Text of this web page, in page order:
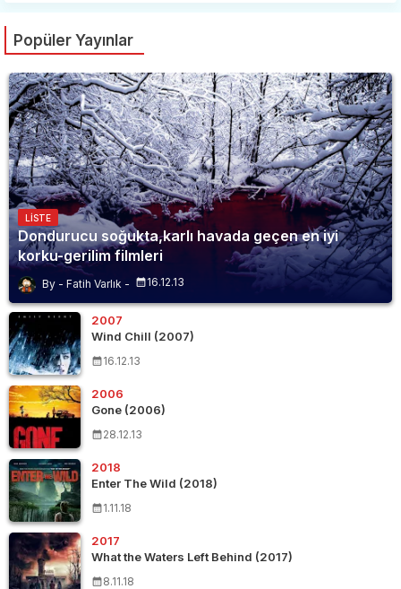
Popüler Yayınlar
LISTE
Dondurucu soğukta,karlı havada geçen en iyi
korku-gerilim filmleri
Fatih Varlık 16.12.13
2007
Wind Chill (2007)
16.12.13
2006
Gone (2006)
28.12.13
2018
Enter The Wild (2018)
1.11.18
2017
What the Waters Left Behind (2017)
8.11.18